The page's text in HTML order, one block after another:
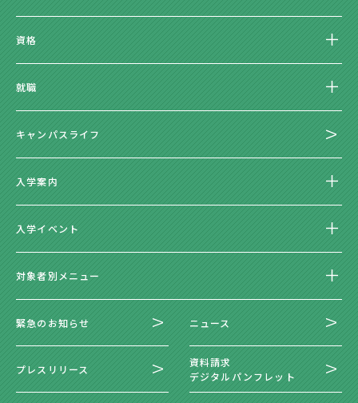
資格
就職
キャンパスライフ
入学案内
入学イベント
対象者別メニュー
緊急のお知らせ ニュース
プレスリリース
資料請求
デジタルパンフレット